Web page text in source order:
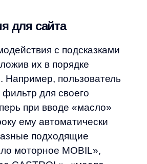
в выдачу
на экран вошло
и улучшает
а значит, приводит
визуал
категорий
вложенностью.
неотличимо
сайта:)